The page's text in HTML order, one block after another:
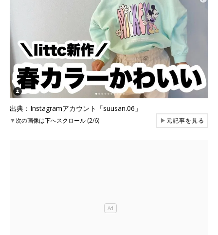
出典：Instagramアカウント「suusan.06」
▼次の画像は下へスクロール (2/6) ▶元記事を見る